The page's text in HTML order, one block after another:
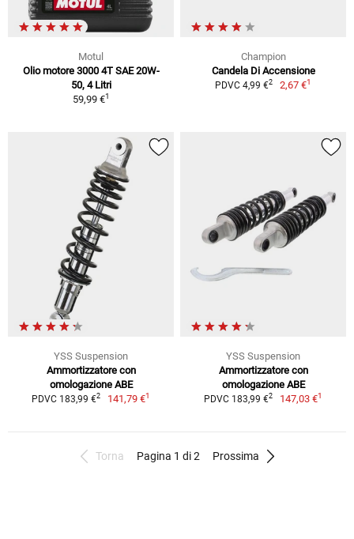
Motul
Olio motore 3000 4T SAE 20W-
50, 4 Litri
59,99 €1
Champion
Candela Di Accensione
PDVC 4,99 €2 2,67 €1
YSS Suspension
Ammortizzatore con
omologazione ABE
PDVC 183,99 €2 141,79 €1
YSS Suspension
Ammortizzatore con
omologazione ABE
PDVC 183,99 €2 147,03 €1
Torna Pagina 1 di 2 Prossima